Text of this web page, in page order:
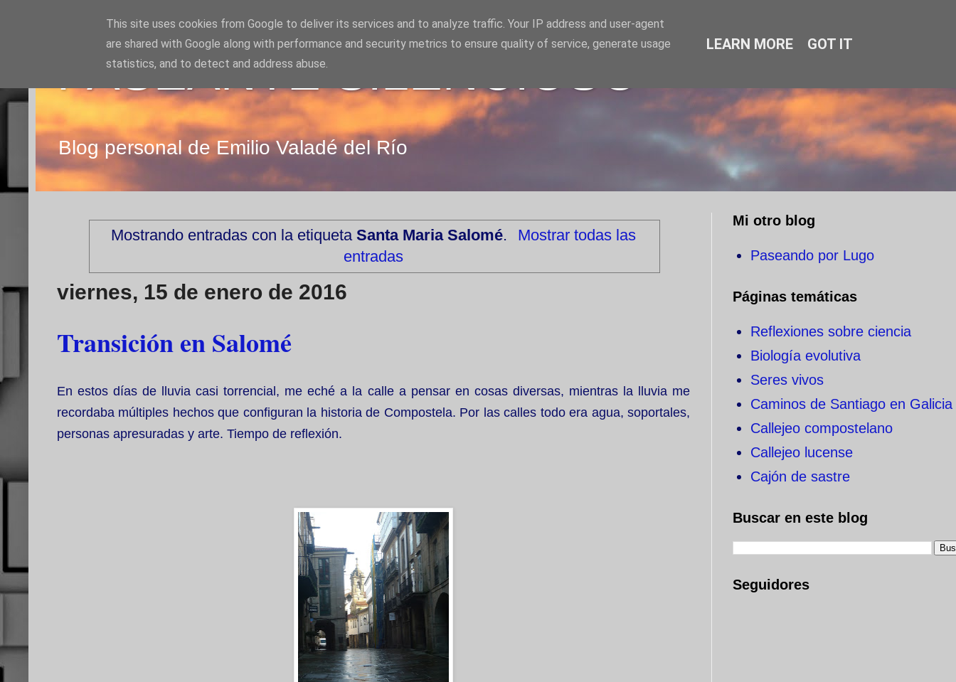
PASEANTE SILENCIOSO
Blog personal de Emilio Valadé del Río
Mostrando entradas con la etiquetaSanta Maria Salomé.
Mostrar todas las
entradas
viernes, 15 de enero de 2016
Transición en Salomé
En estos días de lluvia casi torrencial, me eché a la calle a pensar en cosas diversas, mientras la lluvia me
recordaba múltiples hechos que configuran la historia de Compostela. Por las calles todo era agua, soportales,
personas apresuradas y arte. Tiempo de reflexión.
Mi otro blog
Paseando por Lugo
Páginas temáticas
Reflexiones sobre ciencia
Biología evolutiva
Seres vivos
Caminos de Santiago en Galicia
Callejeo compostelano
Callejeo lucense
Cajón de sastre
Buscar en este blog
Seguidores
This site uses cookies from Google to deliver its services and to analyze traffic. Your IP address and user-agent
are shared with Google along with performance and security metrics to ensure quality of service, generate usage
statistics, and to detect and address abuse.
LEARN MORE GOT IT